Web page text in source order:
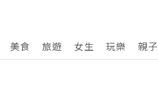
美食 旅遊 女生 玩樂 親子